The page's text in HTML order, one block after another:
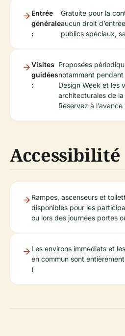
Entrée
générale
:
Gratuite pour la
aucun droit
publics spéciaux,
Visites
guidées
:
Proposées
notamment pendant
Design Week et les
architecturales de la
Réservez à l’avance
Accessibilité
Rampes, ascenseurs et
disponibles pour les
ou lors des journées portes
Les environs immédiats et
en commun sont
(